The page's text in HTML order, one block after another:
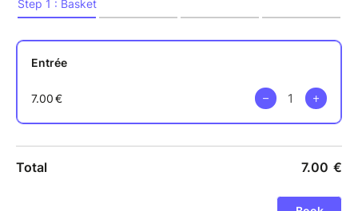
et celles et ceux qui veulent les porter.